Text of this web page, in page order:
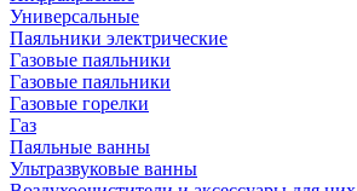
Универсальные
Паяльники электрические
Газовые паяльники
Газовые паяльники
Газовые горелки
Газ
Паяльные ванны
Ультразвуковые ванны